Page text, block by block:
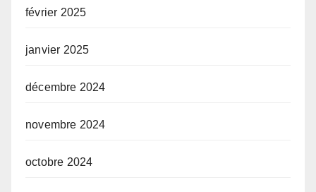
février 2025
janvier 2025
décembre 2024
novembre 2024
octobre 2024